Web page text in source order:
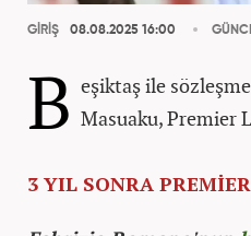
GİRİŞ 08.08.2025 16:00
B eşiktaş ile
Masuaku, Premier
3 YIL SONRA